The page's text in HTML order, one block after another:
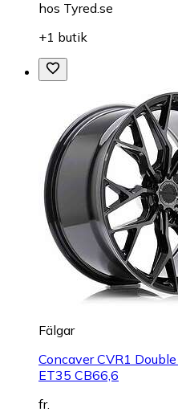
hos Tyred.se
+1 butik
Fälgar
Concaver CVR1
ET35 CB66,6
fr.